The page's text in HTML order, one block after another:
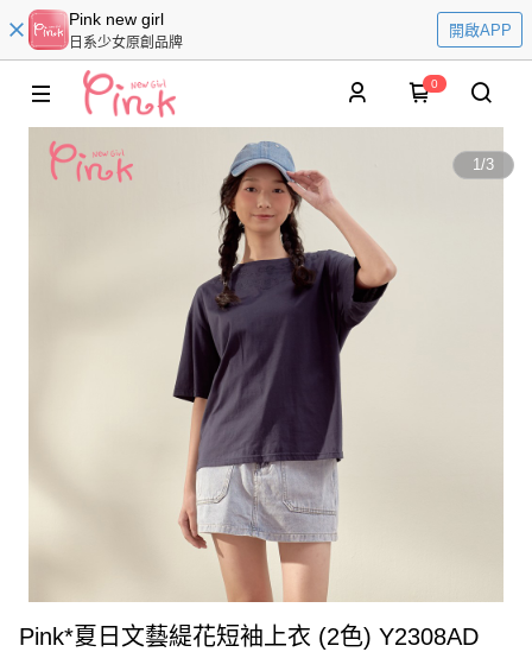
Pink new girl
日系少女原創品牌
開啟APP
0
1/3
Pink*夏日文藝緹花短袖上衣 (2色) Y2308AD